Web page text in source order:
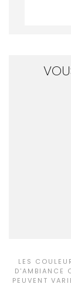
LES
D'AMBIANCE
PEUVENT